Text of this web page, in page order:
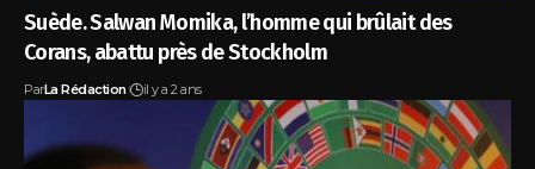
Suède. Salwan Momika, l’homme qui brûlait des
Corans, abattu près de Stockholm
ParLa Rédaction il y a 2 ans